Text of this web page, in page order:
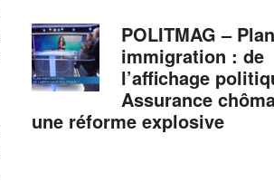
POLITMAG – Plan
immigration : de
l’affichage
Assurance
une réforme explosive